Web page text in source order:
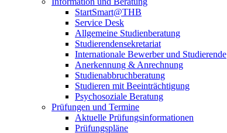
StartSmart@THB
Service Desk
Allgemeine Studienberatung
Studierendensekretariat
Internationale Bewerber und Studierende
Anerkennung & Anrechnung
Studienabbruchberatung
Studieren mit Beeinträchtigung
Psychosoziale Beratung
Prüfungen und Termine
Aktuelle Prüfungsinformationen
Prüfungspläne